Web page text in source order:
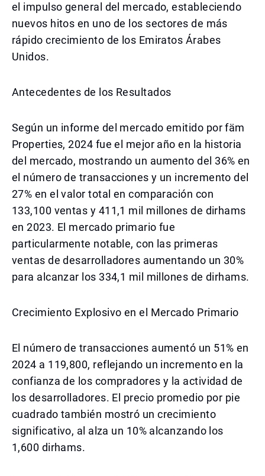
el impulso general del mercado, estableciendo
nuevos hitos en uno de los sectores de más
rápido crecimiento de los Emiratos Árabes
Unidos.
Antecedentes de los Resultados
Según un informe del mercado emitido por fäm
Properties, 2024 fue el mejor año en la historia
del mercado, mostrando un aumento del 36% en
el número de transacciones y un incremento del
27% en el valor total en comparación con
133,100 ventas y 411,1 mil millones de dirhams
en 2023. El mercado primario fue
particularmente notable, con las primeras
ventas de desarrolladores aumentando un 30%
para alcanzar los 334,1 mil millones de dirhams.
Crecimiento Explosivo en el Mercado Primario
El número de transacciones aumentó un 51% en
2024 a 119,800, reflejando un incremento en la
confianza de los compradores y la actividad de
los desarrolladores. El precio promedio por pie
cuadrado también mostró un crecimiento
significativo, al alza un 10% alcanzando los
1,600 dirhams.